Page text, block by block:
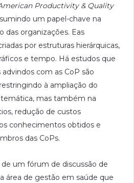
Productivity & Quality
um papel-chave na
organizações. Eas
por estruturas hierárquicas,
e tempo. Há estudos que
com as CoP são
à ampliação do
mas também na
redução de custos
conhecimentos obtidos e
das CoPs.
de um fórum de discussão de
área de gestão em saúde que